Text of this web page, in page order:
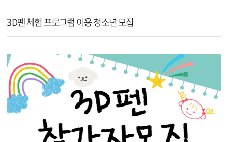
3D펜 체험 프로그램 이용 청소년 모집